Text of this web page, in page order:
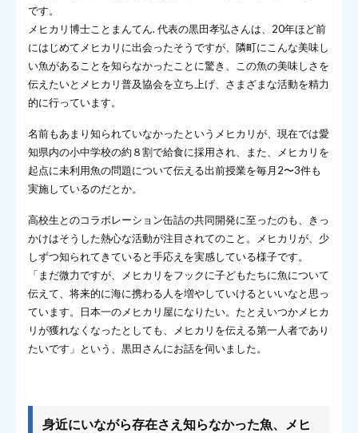
です。
メヒカリ博士ことまんてん. 代表の黒田孝弘さんは、20年ほど前
にはじめてメヒカリに出会ったそうですが、隣町にこんな美味し
い魚があることを知らなかったことに驚き、この魚の美味しさを
伝えたいとメヒカリ普及協会を立ち上げ、さまざまな活動を精力
的に行っています。
名前もあまり知られていなかったというメヒカリが、現在では愛
知県内の小中学校の約８割で給食に採用され、また、メヒカリを
起点に未利用魚の問題について伝える出前授業を毎月2〜3件も
実施しているのだとか。
高校生とのコラボレーション缶詰の共同開発に至ったのも、きっ
かけはそうした熱心な活動が注目されてのこと。メヒカリが、少
しずつ知られてきていると手応えを実感している様子です。
「まだ微力ですが、メヒカリをフックに子どもたちに魚について
伝えて、将来的に海に携わる人を増やしていけるといいなと思っ
ています。日本一のメヒカリ屋になりたい。たとえいつかメヒカ
リが獲れなくなったとしても、メヒカリを伝える第一人者であり
たいです」という、黒田さんにお話を伺いました。
身近にいながら存在さえ知らなかった魚、メヒ